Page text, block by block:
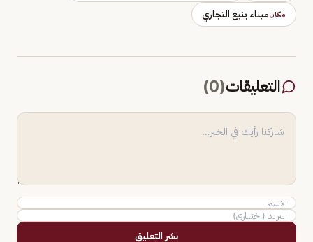
مكانميناء ينبع التجاري
التعليقات(
0
)
نشر التعليق